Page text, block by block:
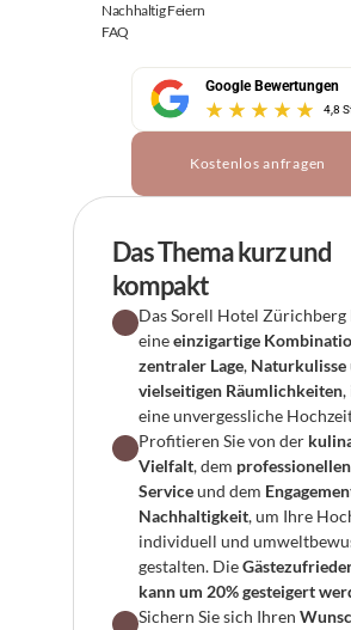
Nachhaltig Feiern
FAQ
Google Bewertungen
4,8
Kostenlos anfragen
Das Thema kurz und
kompakt
Das Sorell Hotel Zürichberg
eine einzigartige
zentraler Lage, Naturkulisse
vielseitigen Räumlichkeiten,
eine unvergessliche
Profitieren Sie von der
Vielfalt, dem
Service und dem
Nachhaltigkeit, um Ihre
individuell und
gestalten. Die
kann um 20% gesteigert
Sichern Sie sich Ihren